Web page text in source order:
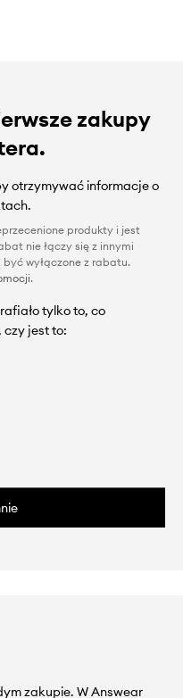
zakupy
otrzymywać informacje o
produkty i jest
nie łączy się z innymi
wyłączone z rabatu.
.
tylko to, co
czy jest to:
zakupie. W Answear